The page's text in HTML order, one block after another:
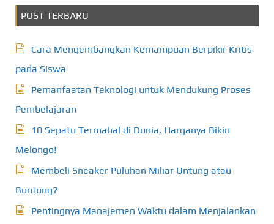
POST TERBARU
Cara Mengembangkan Kemampuan Berpikir Kritis
pada Siswa
Pemanfaatan Teknologi untuk Mendukung Proses
Pembelajaran
10 Sepatu Termahal di Dunia, Harganya Bikin
Melongo!
Membeli Sneaker Puluhan Miliar Untung atau
Buntung?
Pentingnya Manajemen Waktu dalam Menjalankan